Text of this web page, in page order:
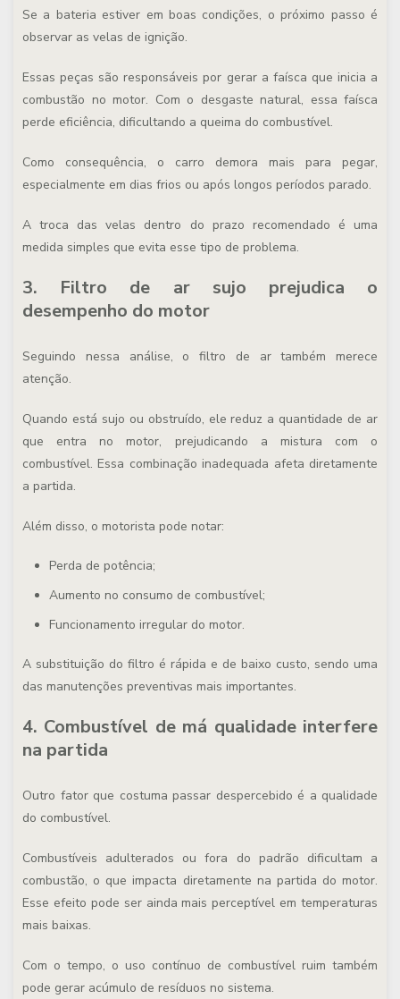
Se a bateria estiver em boas condições, o próximo passo é
observar as velas de ignição.
Essas peças são responsáveis por gerar a faísca que inicia a
combustão no motor. Com o desgaste natural, essa faísca
perde eficiência, dificultando a queima do combustível.
Como consequência, o carro demora mais para pegar,
especialmente em dias frios ou após longos períodos parado.
A troca das velas dentro do prazo recomendado é uma
medida simples que evita esse tipo de problema.
3. Filtro de ar sujo prejudica o
desempenho do motor
Seguindo nessa análise, o filtro de ar também merece
atenção.
Quando está sujo ou obstruído, ele reduz a quantidade de ar
que entra no motor, prejudicando a mistura com o
combustível. Essa combinação inadequada afeta diretamente
a partida.
Além disso, o motorista pode notar:
Perda de potência;
Aumento no consumo de combustível;
Funcionamento irregular do motor.
A substituição do filtro é rápida e de baixo custo, sendo uma
das manutenções preventivas mais importantes.
4. Combustível de má qualidade interfere
na partida
Outro fator que costuma passar despercebido é a qualidade
do combustível.
Combustíveis adulterados ou fora do padrão dificultam a
combustão, o que impacta diretamente na partida do motor.
Esse efeito pode ser ainda mais perceptível em temperaturas
mais baixas.
Com o tempo, o uso contínuo de combustível ruim também
pode gerar acúmulo de resíduos no sistema.